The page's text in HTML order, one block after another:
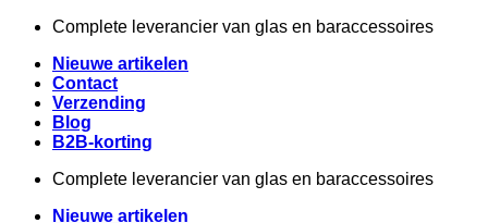
inhoud
Complete leverancier van glas en baraccessoires
Nieuwe artikelen
Contact
Verzending
Blog
B2B-korting
Complete leverancier van glas en baraccessoires
Nieuwe artikelen